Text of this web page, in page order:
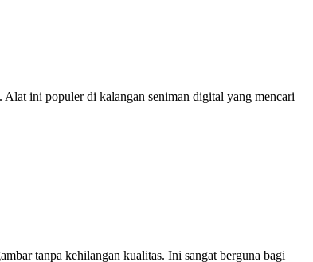
Alat ini populer di kalangan seniman digital yang mencari
tanpa kehilangan kualitas. Ini sangat berguna bagi